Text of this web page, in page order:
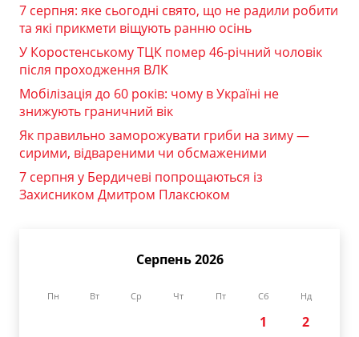
7 серпня: яке сьогодні свято, що не радили робити
та які прикмети віщують ранню осінь
У Коростенському ТЦК помер 46-річний чоловік
після проходження ВЛК
Мобілізація до 60 років: чому в Україні не
знижують граничний вік
Як правильно заморожувати гриби на зиму —
сирими, відвареними чи обсмаженими
7 серпня у Бердичеві попрощаються із
Захисником Дмитром Плаксюком
Серпень 2026
Пн Вт Ср Чт Пт Сб Нд
1
2